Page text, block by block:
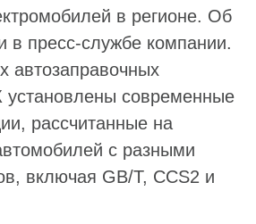
в регионе. Об
в пресс-службе компании.
автозаправочных
установлены современные
рассчитанные на
с разными
включая GB/T, CCS2 и